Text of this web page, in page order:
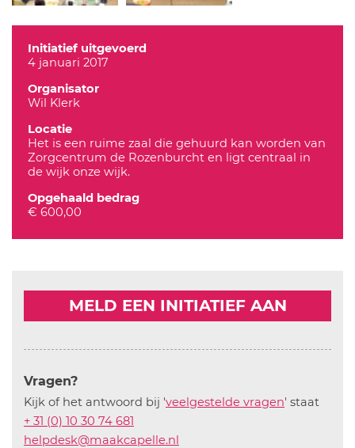
Initiatief uitgevoerd
4 januari 2017
Organisator
Wil Klerk
Locatie
Het is een ruime zaal die gehuurd kan worden van
Zorgcentrum de Rozenburcht en ligt centraal in
de wijk onze wijk.
Opgehaald bedrag
€ 600,00
MELD EEN INITIATIEF AAN
Vragen?
Kijk of het antwoord bij 'veelgestelde vragen' staat
+ 31 (0) 10 30 74 681
helpdesk@maakcapelle.nl